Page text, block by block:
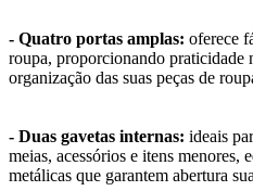
- Quatro portas amplas: oferece
roupa, proporcionando praticidade
organização das suas peças de
- Duas gavetas internas: ideais
meias, acessórios e itens menores,
metálicas que garantem abertura